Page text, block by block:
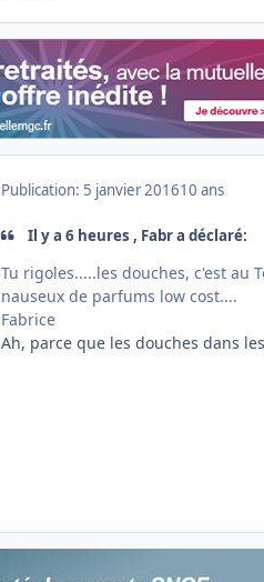
Publication: 5 janvier 201610 ans
Il y a 6 heures , Fabr a déclaré:
Tu rigoles.....les douches, c'est au
nauseux de parfums low cost....
Fabrice
Ah, parce que les douches dans